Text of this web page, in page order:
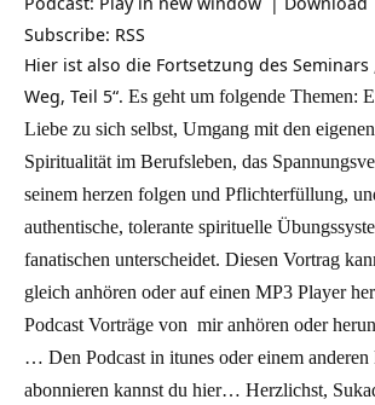
Subscribe: RSS
Hier ist also die Fortsetzung des
Weg, Teil 5“. Es geht um folgende Themen:
Liebe zu sich selbst, Umgang mit den
Spiritualität im Berufsleben, das
seinem herzen folgen und Pflichterfüllung,
authentische, tolerante spirituelle
fanatischen unterscheidet. Diesen Vortrag
gleich anhören oder auf einen MP3 Player
Podcast Vorträge von mir anhören oder
… Den Podcast in itunes oder einem anderen
abonnieren kannst du hier… Herzlichst,